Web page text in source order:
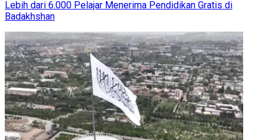
Lebih dari 6.000 Pelajar Menerima Pendidikan Gratis di
Badakhshan